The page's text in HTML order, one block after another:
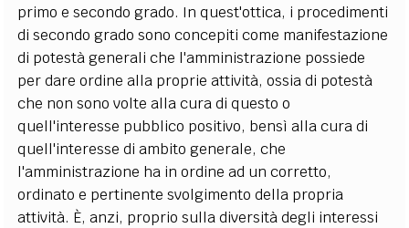
primo e secondo grado. In quest'ottica, i procedimenti
di secondo grado sono concepiti come manifestazione
di potestà generali che l'amministrazione possiede
per dare ordine alla proprie attività, ossia di potestà
che non sono volte alla cura di questo o
quell'interesse pubblico positivo, bensì alla cura di
quell'interesse di ambito generale, che
l'amministrazione ha in ordine ad un corretto,
ordinato e pertinente svolgimento della propria
attività. È, anzi, proprio sulla diversità degli interessi